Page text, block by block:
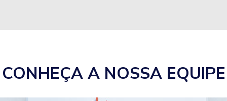
CONHEÇA A NOSSA EQUIPE